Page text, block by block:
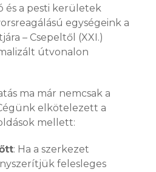
és a pesti kerületek
egységeink a
– Csepeltől (XXI.)
útvonalon
ma már nemcsak a
elkötelezett a
mellett:
: Ha a szerkezet
felesleges